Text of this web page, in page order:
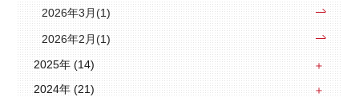
2026年3月(1)
2026年2月(1)
2025年 (14)
2024年 (21)